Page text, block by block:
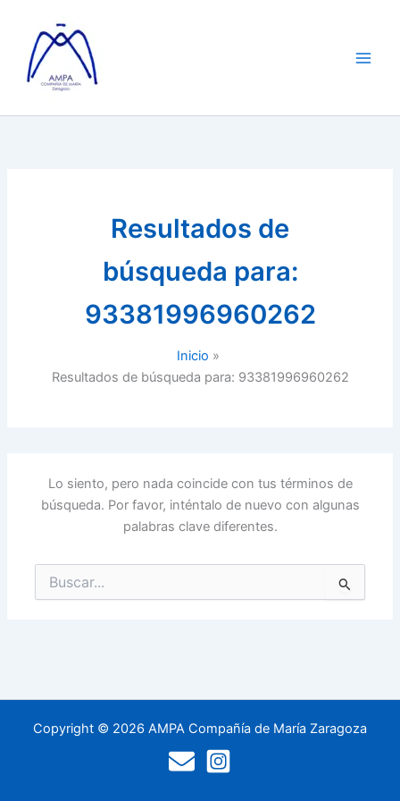
contenido
Resultados de
búsqueda para:
93381996960262
Inicio
Resultados de búsqueda para: 93381996960262
Lo siento, pero nada coincide con tus términos de
búsqueda. Por favor, inténtalo de nuevo con algunas
palabras clave diferentes.
por:
Copyright © 2026 AMPA Compañía de María Zaragoza